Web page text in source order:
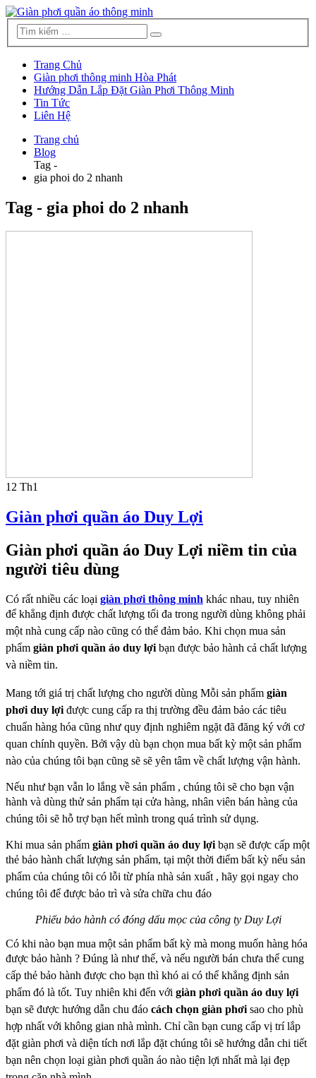
Trang Chủ
Giàn phơi thông minh Hòa Phát
Hướng Dẫn Lắp Đặt Giàn Phơi Thông Minh
Tin Tức
Liên Hệ
Trang chủ
Blog
Tag -
gia phoi do 2 nhanh
Tag - gia phoi do 2 nhanh
12 Th1
Giàn phơi quần áo Duy Lợi
Giàn phơi quần áo Duy Lợi niềm tin của
người tiêu dùng
Có rất nhiều các loại giàn phơi thông minh khác nhau, tuy nhiên
để khẳng định được chất lượng tối đa trong người dùng không phải
một nhà cung cấp nào cũng có thể đảm bảo. Khi chọn mua sản
phẩm giàn phơi quần áo duy lợi bạn được bảo hành cả chất lượng
và niềm tin.
Mang tới giá trị chất lượng cho người dùng Mỗi sản phẩm giàn
phơi duy lợi được cung cấp ra thị trường đều đảm bảo các tiêu
chuẩn hàng hóa cũng như quy định nghiêm ngặt đã đăng ký với cơ
quan chính quyền. Bởi vậy dù bạn chọn mua bất kỳ một sản phẩm
nào của chúng tôi bạn cũng sẽ sẽ yên tâm về chất lượng vận hành.
Nếu như bạn vẫn lo lắng về sản phẩm , chúng tôi sẽ cho bạn vận
hành và dùng thử sản phẩm tại cửa hàng, nhân viên bán hàng của
chúng tôi sẽ hỗ trợ bạn hết mình trong quá trình sử dụng.
Khi mua sản phẩm giàn phơi quần áo duy lợi bạn sẽ được cấp một
thẻ bảo hành chất lượng sản phẩm, tại một thời điểm bất kỳ nếu sản
phẩm của chúng tôi có lỗi từ phía nhà sản xuất , hãy gọi ngay cho
chúng tôi để được bảo trì và sửa chữa chu đáo
Phiếu bảo hành có đóng dấu mọc của công ty Duy Lợi
Có khi nào bạn mua một sản phẩm bất kỳ mà mong muốn hàng hóa
được bảo hành ? Đúng là như thế, và nếu người bán chưa thể cung
cấp thẻ bảo hành được cho bạn thì khó ai có thể khẳng định sản
phẩm đó là tốt. Tuy nhiên khi đến với giàn phơi quần áo duy lợi
bạn sẽ được hướng dẫn chu đáo cách chọn giàn phơi sao cho phù
hợp nhất với không gian nhà mình. Chỉ cần bạn cung cấp vị trí lắp
đặt giàn phơi và diện tích nơi lắp đặt chúng tôi sẽ hướng dẫn chi tiết
bạn nên chọn loại giàn phơi quần áo nào tiện lợi nhất mà lại đẹp